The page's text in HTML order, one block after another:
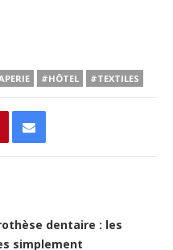
#HÔTEL #TEXTILES
dentaire : les
simplement